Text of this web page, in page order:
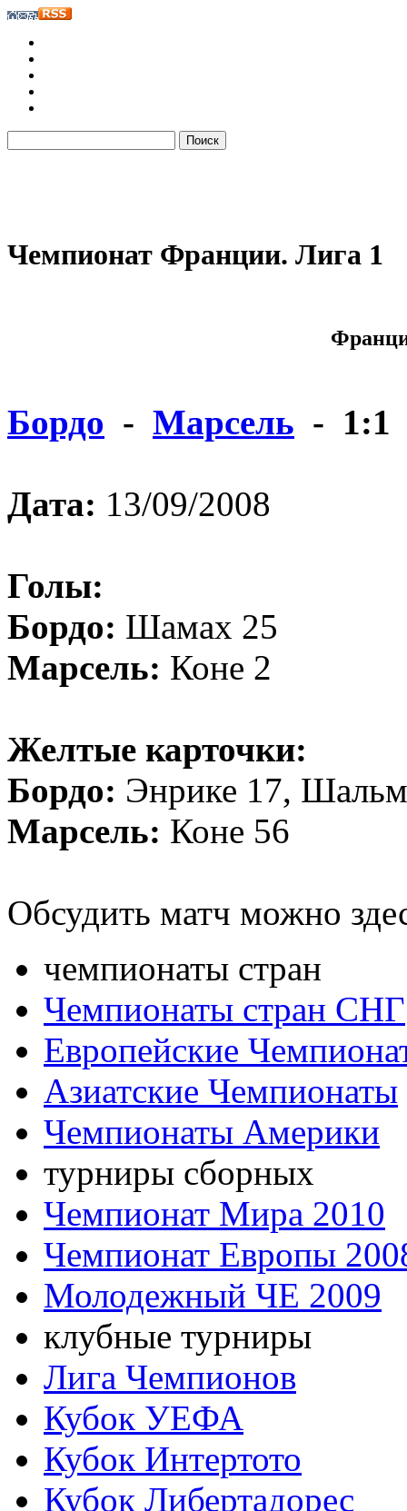
Чемпионат Франции. Лига 1
Бордо - Марсель - 1:1
Дата: 13/09/2008
Голы:
Бордо: Шамах 25
Марсель: Коне 2
Желтые карточки:
Бордо: Энрике 17,
Марсель: Коне 56
Обсудить матч можно
чемпионаты стран
Чемпионаты стран СНГ
Европейские
Азиатские Чемпионаты
Чемпионаты Америки
турниры сборных
Чемпионат Мира 2010
Чемпионат Европы
Молодежный ЧЕ 2009
клубные турниры
Лига Чемпионов
Кубок УЕФА
Кубок Интертото
Кубок Либертадорес